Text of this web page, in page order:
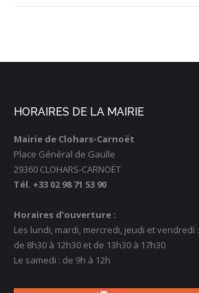
HORAIRES DE LA MAIRIE
Mairie de Clohars-Carnoët
Place Général de Gaulle
29360 CLOHARS-CARNOËT
Tél. +33 02 98 71 53 90
Horaires d’ouverture :
Les lundi, mardi, mercredi, jeudi et vendredi :
de 8h30 à 12h30 et de 13h30 à 17h30
Le samedi : de 9h à 12h